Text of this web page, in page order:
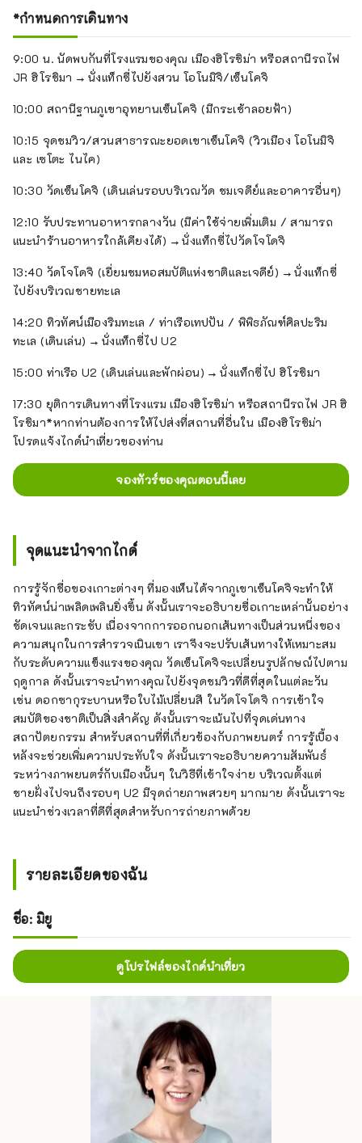
*กำหนดการเดินทาง
9:00 น. นัดพบกันที่โรงแรมของคุณ เมืองฮิโรชิม่า หรือสถานีรถไฟ
JR ฮิโรชิมา → นั่งแท็กซี่ไปยังสวน โอโนมิจิ/เซ็นโคจิ
10:00 สถานีฐานภูเขาอุทยานเซ็นโคจิ (มีกระเช้าลอยฟ้า)
10:15 จุดชมวิว/สวนสาธารณะยอดเขาเซ็นโคจิ (วิวเมือง โอโนมิจิ
และ เซโตะ ไนไค)
10:30 วัดเซ็นโคจิ (เดินเล่นรอบบริเวณวัด ชมเจดีย์และอาคารอื่นๆ)
12:10 รับประทานอาหารกลางวัน (มีค่าใช้จ่ายเพิ่มเติม / สามารถ
แนะนำร้านอาหารใกล้เคียงได้) → นั่งแท็กซี่ไปวัดโจโดจิ
13:40 วัดโจโดจิ (เยี่ยมชมหอสมบัติแห่งชาติและเจดีย์) → นั่งแท็กซี่
ไปยังบริเวณชายทะเล
14:20 ทิวทัศน์เมืองริมทะเล / ท่าเรือเทปปัน / พิพิธภัณฑ์ศิลปะริม
ทะเล (เดินเล่น) → นั่งแท็กซี่ไป U2
15:00 ท่าเรือ U2 (เดินเล่นและพักผ่อน) → นั่งแท็กซี่ไป ฮิโรชิมา
17:30 ยุติการเดินทางที่โรงแรม เมืองฮิโรชิม่า หรือสถานีรถไฟ JR ฮิ
โรชิมา*หากท่านต้องการให้ไปส่งที่สถานที่อื่นใน เมืองฮิโรชิม่า
โปรดแจ้งไกด์นำเที่ยวของท่าน
จองทัวร์ของคุณตอนนี้เลย
จุดแนะนำจากไกด์
การรู้จักชื่อของเกาะต่างๆ ที่มองเห็นได้จากภูเขาเซ็นโคจิจะทำให้
ทิวทัศน์น่าเพลิดเพลินยิ่งขึ้น ดังนั้นเราจะอธิบายชื่อเกาะเหล่านั้นอย่าง
ชัดเจนและกระชับ เนื่องจากการออกนอกเส้นทางเป็นส่วนหนึ่งของ
ความสนุกในการสำรวจเนินเขา เราจึงจะปรับเส้นทางให้เหมาะสม
กับระดับความแข็งแรงของคุณ วัดเซ็นโคจิจะเปลี่ยนรูปลักษณ์ไปตาม
ฤดูกาล ดังนั้นเราจะนำทางคุณไปยังจุดชมวิวที่ดีที่สุดในแต่ละวัน
เช่น ดอกซากุระบานหรือใบไม้เปลี่ยนสี ในวัดโจโดจิ การเข้าใจ
สมบัติของชาติเป็นสิ่งสำคัญ ดังนั้นเราจะเน้นไปที่จุดเด่นทาง
สถาปัตยกรรม สำหรับสถานที่ที่เกี่ยวข้องกับภาพยนตร์ การรู้เบื้อง
หลังจะช่วยเพิ่มความประทับใจ ดังนั้นเราจะอธิบายความสัมพันธ์
ระหว่างภาพยนตร์กับเมืองนั้นๆ ในวิธีที่เข้าใจง่าย บริเวณตั้งแต่
ชายฝั่งไปจนถึงรอบๆ U2 มีจุดถ่ายภาพสวยๆ มากมาย ดังนั้นเราจะ
แนะนำช่วงเวลาที่ดีที่สุดสำหรับการถ่ายภาพด้วย
รายละเอียดของฉัน
ชื่อ: มิยู
ดูโปรไฟล์ของไกด์นำเที่ยว